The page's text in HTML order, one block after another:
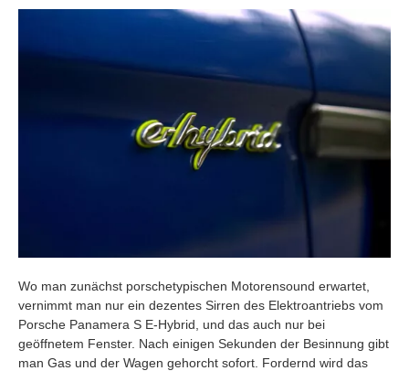
Wo man zunächst porschetypischen Motorensound erwartet,
vernimmt man nur ein dezentes Sirren des Elektroantriebs vom
Porsche Panamera S E-Hybrid, und das auch nur bei
geöffnetem Fenster. Nach einigen Sekunden der Besinnung gibt
man Gas und der Wagen gehorcht sofort. Fordernd wird das